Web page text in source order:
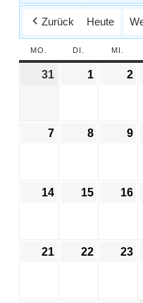
Zurück Heute
MO. DI. MI.
31 1 2
7 8 9
14 15 16
21 22 23